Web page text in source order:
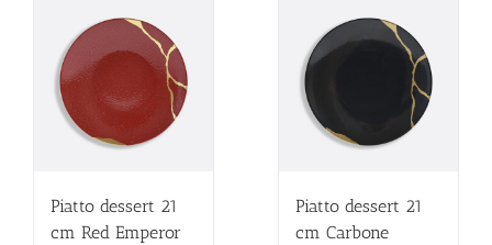
Piatto dessert 21
cm Red Emperor
Piatto dessert 21
cm Carbone